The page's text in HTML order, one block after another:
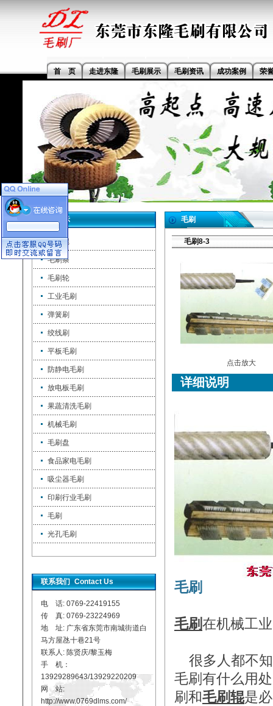
首 页 走进东隆 毛刷展示 毛刷资讯 成功案例 荣
毛刷展示
毛刷辊
毛刷条
毛刷轮
工业毛刷
弹簧刷
绞线刷
平板毛刷
防静电毛刷
放电板毛刷
果蔬清洗毛刷
机械毛刷
毛刷盘
食品家电毛刷
吸尘器毛刷
印刷行业毛刷
毛刷
光孔毛刷
联系我们 Contact Us
电 话: 0769-22419155
传 真: 0769-23224969
地 址: 广东省东莞市南城街道白
马方屋氹十巷21号
联系人: 陈贤庆/黎玉梅
手 机：
13929289643/13929220209
网 站:
http://www.0769dlms.com/
毛刷
​毛刷8-3
点击放大
详细说明
毛刷
毛刷在机械工
很多人都不知
毛刷有什么用
刷和毛刷辊是